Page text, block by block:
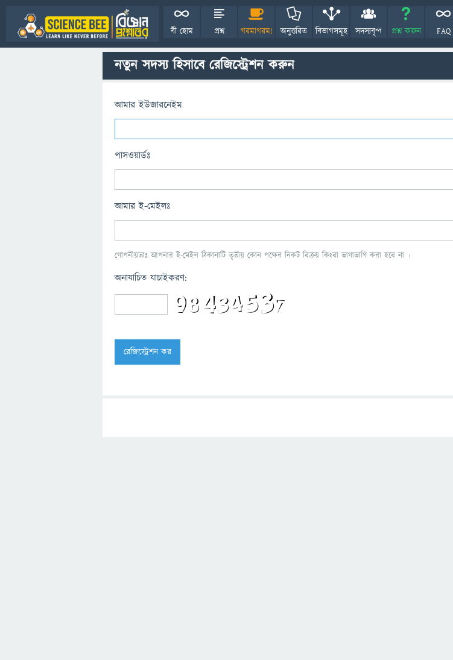
বী হোম প্রশ্ন গরমাগরম! অনুত্তরিত বিভাগসমূহ সদস্যবৃন্দ প্রশ্ন করুন FAQ
নতুন সদস্য হিসাবে রেজিস্ট্রেশন করুন
আমার ইউজারনেইম
পাসওয়ার্ডঃ
আমার ই-মেইলঃ
গোপনীয়তাঃ আপনার ই-মেইল ঠিকানাটি তৃতীয় কোন পক্ষের নিকট বিক্রয় কিংবা ভাগাভাগি করা হবে না ।
অনাযাচিত যাচাইকরণ: